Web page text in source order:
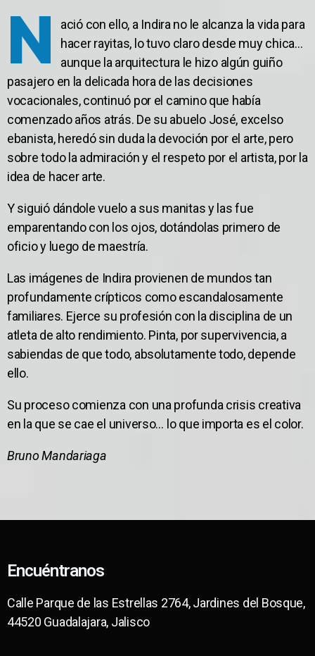
N
ació con ello, a Indira no le alcanza la vida para
hacer rayitas, lo tuvo claro desde muy chica…
aunque la arquitectura le hizo algún guiño
pasajero en la delicada hora de las decisiones
vocacionales, continuó por el camino que había
comenzado años atrás. De su abuelo José, excelso
ebanista, heredó sin duda la devoción por el arte, pero
sobre todo la admiración y el respeto por el artista, por la
idea de hacer arte.
Y siguió dándole vuelo a sus manitas y las fue
emparentando con los ojos, dotándolas primero de
oficio y luego de maestría.
Las imágenes de Indira provienen de mundos tan
profundamente crípticos como escandalosamente
familiares. Ejerce su profesión con la disciplina de un
atleta de alto rendimiento. Pinta, por supervivencia, a
sabiendas de que todo, absolutamente todo, depende
ello.
Su proceso comienza con una profunda crisis creativa
en la que se cae el universo… lo que importa es el color.
Bruno Mandariaga
Encuéntranos
Calle Parque de las Estrellas 2764, Jardines del Bosque,
44520 Guadalajara, Jalisco